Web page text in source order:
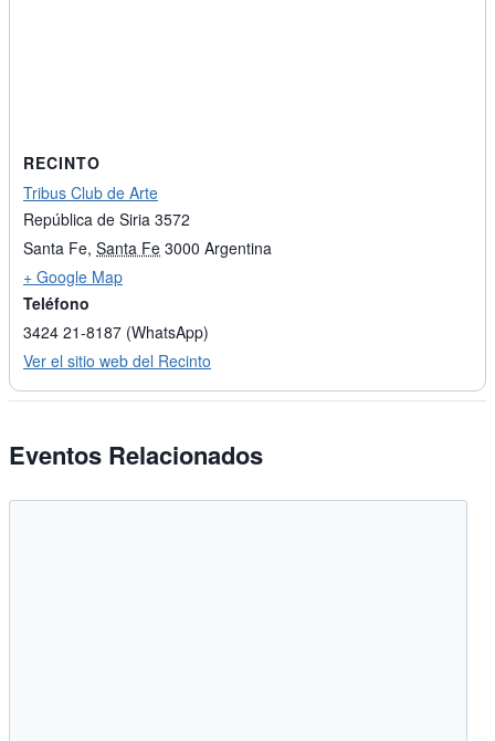
RECINTO
Tribus Club de Arte
República de Siria 3572
Santa Fe, Santa Fe 3000 Argentina
+ Google Map
Teléfono
3424 21-8187 (WhatsApp)
Ver el sitio web del Recinto
Eventos Relacionados